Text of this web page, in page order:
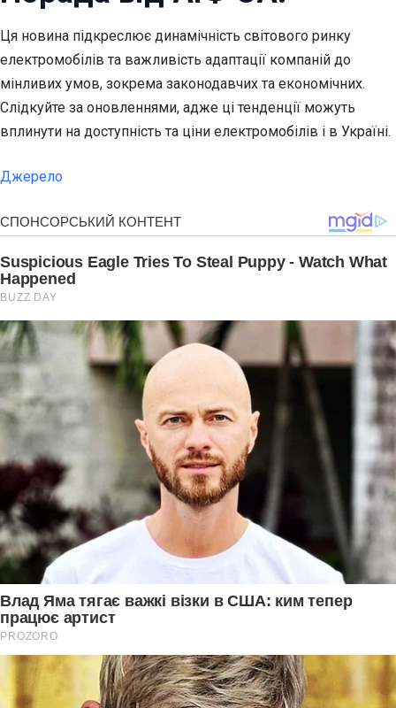
Ця новина підкреслює динамічність світового ринку
електромобілів та важливість адаптації компаній до
мінливих умов, зокрема законодавчих та економічних.
Слідкуйте за оновленнями, адже ці тенденції можуть
вплинути на доступність та ціни електромобілів і в Україні.
Джерело